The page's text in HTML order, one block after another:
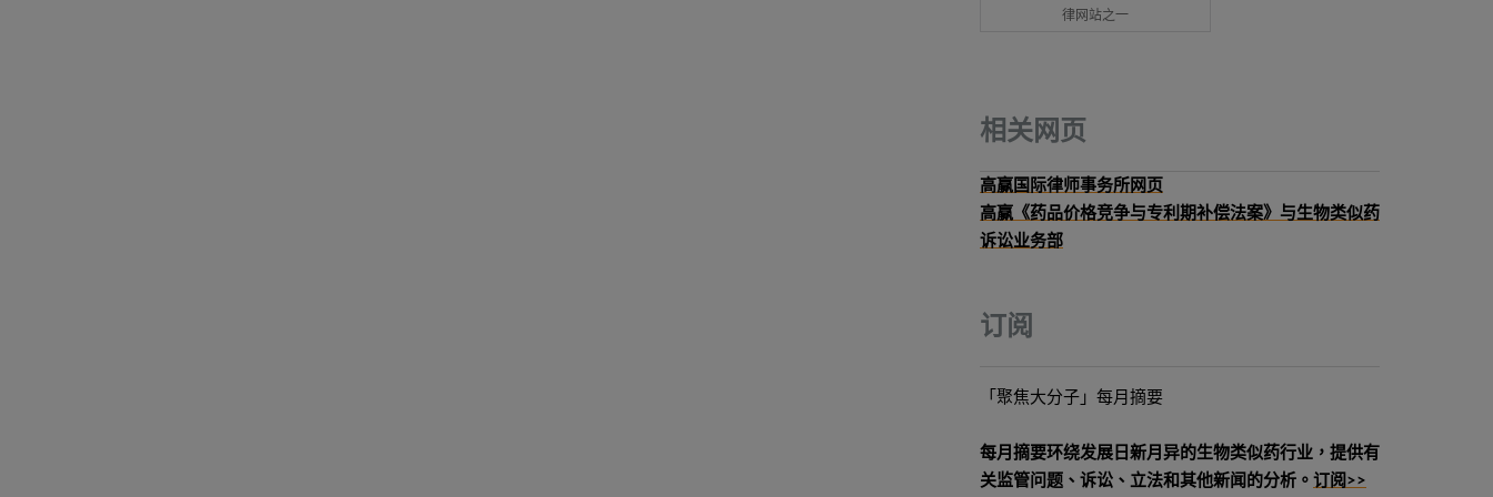
律网站之一
相关网页
高赢国际律师事务所网页
高赢《药品价格竞争与专利期补偿法案》与生物类似药
诉讼业务部
订阅
「聚焦大分子」每月摘要
每月摘要环绕发展日新月异的生物类似药行业，提供有
关监管问题、诉讼、立法和其他新闻的分析。 订阅>>